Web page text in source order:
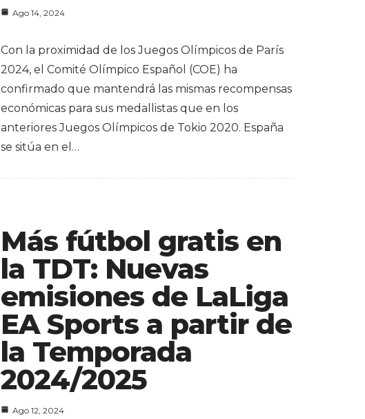
Ago 14, 2024
Con la proximidad de los Juegos Olímpicos de París
2024, el Comité Olímpico Español (COE) ha
confirmado que mantendrá las mismas recompensas
económicas para sus medallistas que en los
anteriores Juegos Olímpicos de Tokio 2020. España
se sitúa en el…
Más fútbol gratis en
la TDT: Nuevas
emisiones de LaLiga
EA Sports a partir de
la Temporada
2024/2025
Ago 12, 2024